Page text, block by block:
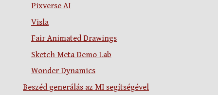
Pixverse AI
Visla
Fair Animated Drawings
Sketch Meta Demo Lab
Wonder Dynamics
Beszéd generálás az MI segítségével